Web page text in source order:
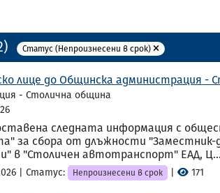
Статус (Непроизнесени в срок)
лице до Общинска администрация -
- Столична община
следната информация с
за сбора от длъжности
в "Столичен автотранспорт" ЕАД, Ц...
| Статус: Непроизнесени в срок 171